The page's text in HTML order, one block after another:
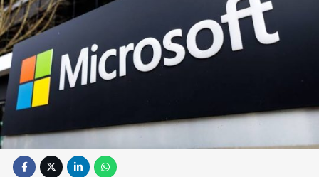
Son Dakika
Üye Giriş
Üye Kayıt
Yazı Düzenle
Yazılarım
KÖŞE YAZILARI
VIDEO GALERI
RÖPORTAJ
RESMI İLANLAR